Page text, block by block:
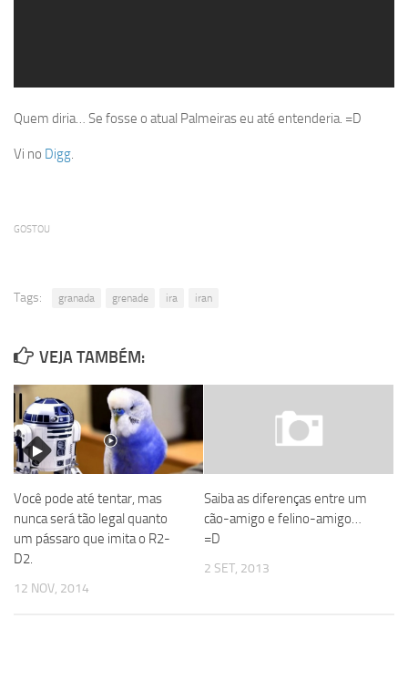
Quem diria… Se fosse o atual Palmeiras eu até entenderia. =D
Vi no Digg.
GOSTOU
Tags: granada grenade ira iran
VEJA TAMBÉM:
Você pode até tentar, mas
nunca será tão legal quanto
um pássaro que imita o R2-
D2.
12 NOV, 2014
Saiba as diferenças entre um
cão-amigo e felino-amigo…
=D
2 SET, 2013